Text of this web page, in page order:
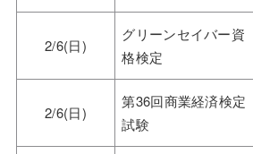
2/6(日)
グリーンセイバー資
格検定
2/6(日)
第36回商業経済検定
試験